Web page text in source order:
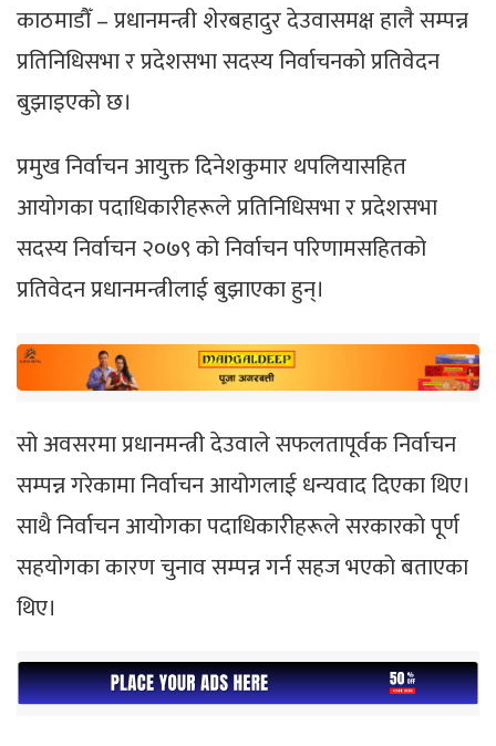
काठमाडौँ – प्रधानमन्त्री शेरबहादुर देउवासमक्ष हालै सम्पन्न
प्रतिनिधिसभा र प्रदेशसभा सदस्य निर्वाचनको प्रतिवेदन
बुझाइएको छ।
प्रमुख निर्वाचन आयुक्त दिनेशकुमार थपलियासहित
आयोगका पदाधिकारीहरूले प्रतिनिधिसभा र प्रदेशसभा
सदस्य निर्वाचन २०७९ को निर्वाचन परिणामसहितको
प्रतिवेदन प्रधानमन्त्रीलाई बुझाएका हुन्।
सो अवसरमा प्रधानमन्त्री देउवाले सफलतापूर्वक निर्वाचन
सम्पन्न गरेकामा निर्वाचन आयोगलाई धन्यवाद दिएका थिए।
साथै निर्वाचन आयोगका पदाधिकारीहरूले सरकारको पूर्ण
सहयोगका कारण चुनाव सम्पन्न गर्न सहज भएको बताएका
थिए।